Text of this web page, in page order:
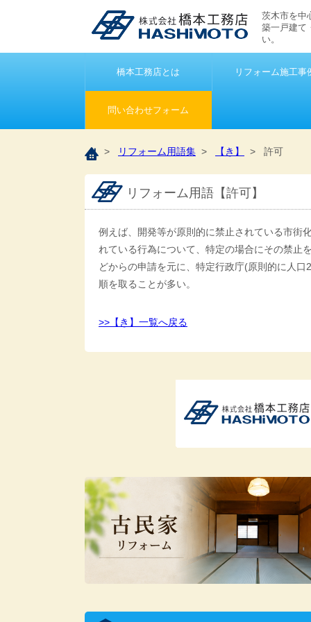
茨木市を中
築一戸建て
い。
橋本工務店とは リフォーム施工事
問い合わせフォーム
> リフォーム用語集 > 【き】 > 許可
リフォーム用語【許可】
例えば、開発等が原則的に禁止されている市街
れている行為について、特定の場合にその禁止
どからの申請を元に、特定行政庁(原則的に人
順を取ることが多い。
>>【き】一覧へ戻る